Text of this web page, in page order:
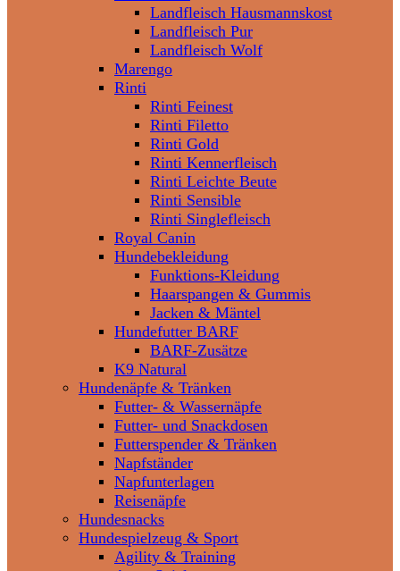
Landfleisch Hausmannskost
Landfleisch Pur
Landfleisch Wolf
Marengo
Rinti
Rinti Feinest
Rinti Filetto
Rinti Gold
Rinti Kennerfleisch
Rinti Leichte Beute
Rinti Sensible
Rinti Singlefleisch
Royal Canin
Hundebekleidung
Funktions-Kleidung
Haarspangen & Gummis
Jacken & Mäntel
Hundefutter BARF
BARF-Zusätze
K9 Natural
Hundenäpfe & Tränken
Futter- & Wassernäpfe
Futter- und Snackdosen
Futterspender & Tränken
Napfständer
Napfunterlagen
Reisenäpfe
Hundesnacks
Hundespielzeug & Sport
Agility & Training